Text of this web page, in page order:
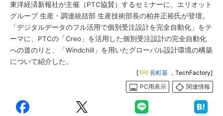
東洋経済新報社が主催（PTC協賛）するセミナーに、エリオット
グループ 生産・調達統括部 生産技術部長の柏井正裕氏が登壇。
「デジタルデータのフル活用で個別受注設計を完全自動化」をテ
ーマに、PTCの「Creo」を活用した個別受注設計の完全自動化
への道のりと、「Windchill」を用いたグローバル設計環境の構築
について紹介した。
[ 長町基 ，TechFactory]
PC用表示
関連情報